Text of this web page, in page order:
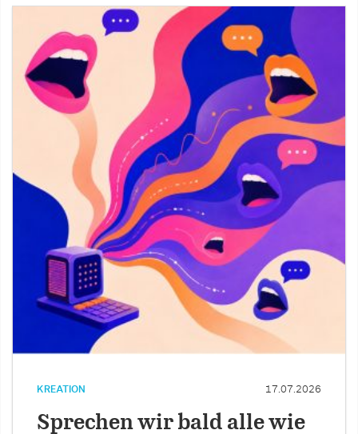
KREATION 17.07.2026
Sprechen wir bald alle wie